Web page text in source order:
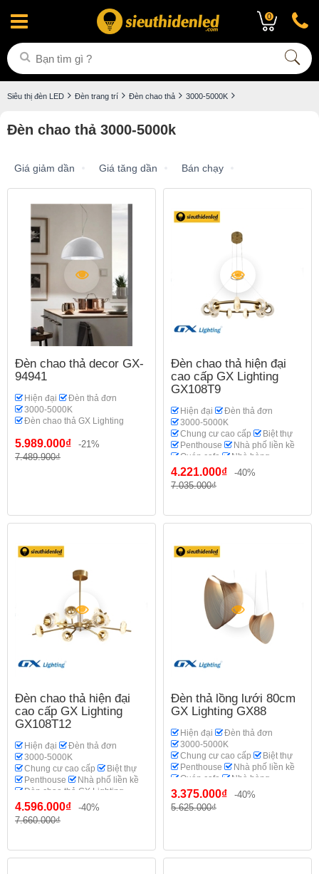
0
Siêu thị đèn LED Đèn trang trí Đèn chao thả 3000-5000K
Đèn chao thả 3000-5000k
Giá giảm dần Giá tăng dần Bán chạy
Đèn chao thả decor GX-
94941
Hiện đại
Đèn thả đơn
3000-5000K
Đèn chao thả GX Lighting
5.989.000₫
-21%
7.489.900₫
Đèn chao thả hiện đại
cao cấp GX Lighting
GX108T9
Hiện đại
Đèn thả đơn
3000-5000K
Chung cư cao cấp
Biệt thự
Penthouse
Nhà phố liền kề
Quán cafe
Nhà hàng
Đèn chao thả GX Lighting
4.221.000₫
-40%
7.035.000₫
Đèn chao thả hiện đại
cao cấp GX Lighting
GX108T12
Hiện đại
Đèn thả đơn
3000-5000K
Chung cư cao cấp
Biệt thự
Penthouse
Nhà phố liền kề
Đèn chao thả GX Lighting
4.596.000₫
-40%
7.660.000₫
Đèn thả lồng lưới 80cm
GX Lighting GX88
Hiện đại
Đèn thả đơn
3000-5000K
Chung cư cao cấp
Biệt thự
Penthouse
Nhà phố liền kề
Quán cafe
Nhà hàng
Đèn chao thả GX Lighting
3.375.000₫
-40%
5.625.000₫